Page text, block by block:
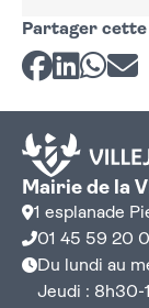
Partager cette
Partager
Partager
Mairie de la
1 esplanade
01 45 59 20
Du lundi au
Jeudi : 8h30-